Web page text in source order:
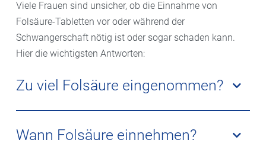
Viele Frauen sind unsicher, ob die Einnahme von
Folsäure-Tabletten vor oder während der
Schwangerschaft nötig ist oder sogar schaden kann.
Hier die wichtigsten Antworten:
Zu viel Folsäure eingenommen?
Bei einer einmaligen doppelten Einnahme passiert
normalerweise nichts. Da die Folsäure wasserlöslich
Wann Folsäure einnehmen?